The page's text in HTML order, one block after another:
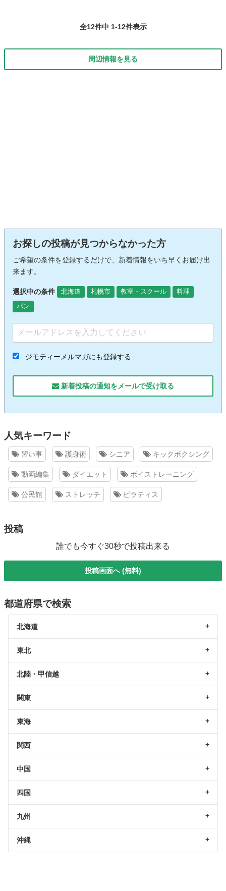
全12件中 1-12件表示
周辺情報を見る
お探しの投稿が見つからなかった方
ご希望の条件を登録するだけで、新着情報をいち早くお届け出
来ます。
選択中の条件 北海道 札幌市 教室・スクール
料理
パン
ジモティーメルマガにも登録する
新着投稿の通知をメールで受け取る
人気キーワード
習い事 護身術 シニア キックボクシング
動画編集 ダイエット ボイストレーニング
公民館 ストレッチ ピラティス
投稿
誰でも今すぐ30秒で投稿出来る
投稿画面へ (無料)
都道府県で検索
北海道
東北
北陸・甲信越
関東
東海
関西
中国
四国
九州
沖縄